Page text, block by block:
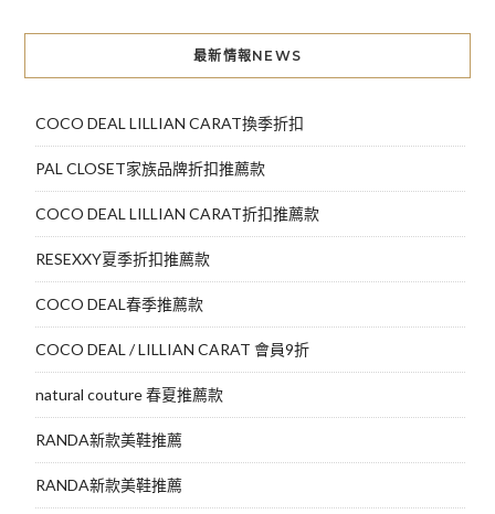
導
覽
最新情報NEWS
COCO DEAL LILLIAN CARAT換季折扣
PAL CLOSET家族品牌折扣推薦款
COCO DEAL LILLIAN CARAT折扣推薦款
RESEXXY夏季折扣推薦款
COCO DEAL春季推薦款
COCO DEAL / LILLIAN CARAT 會員9折
natural couture 春夏推薦款
RANDA新款美鞋推薦
RANDA新款美鞋推薦